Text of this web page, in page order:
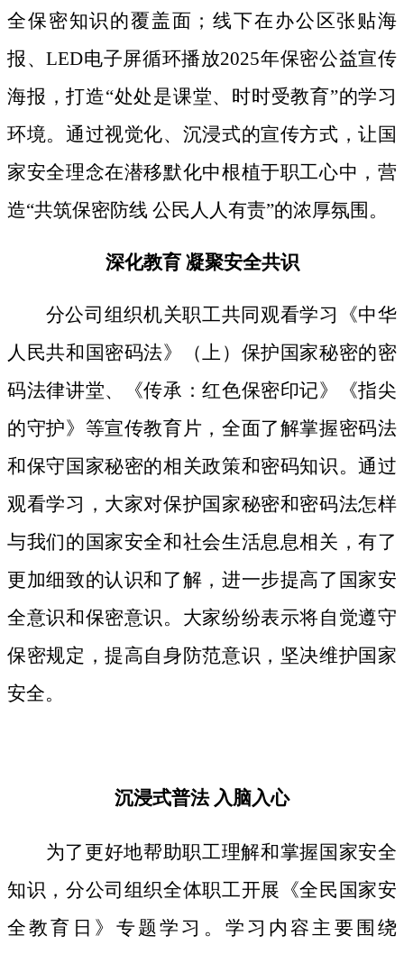
全保密知识的覆盖面；线下在办公区张贴海
报、LED电子屏循环播放2025年保密公益宣传
海报，打造“处处是课堂、时时受教育”的学习
环境。通过视觉化、沉浸式的宣传方式，让国
家安全理念在潜移默化中根植于职工心中，营
造“共筑保密防线 公民人人有责”的浓厚氛围。
深化教育凝聚安全共识
分公司组织机关职工共同观看学习《中华
人民共和国密码法》
（上）保护国家秘密的密
码法律讲堂、
《传承：红色保密印记》《指尖
的守护》等宣传教育片， 全面了解掌握密码法
和保守国家秘密的相关政策和密码知识。通过
观看学习，大家对保护国家秘密和密码法怎样
与我们的国家安全和社会生活息息相关，有了
更加细致的认识和了解，进一步提高了国家安
全意识和保密意识。大家纷纷表示将自觉遵守
保密规定，提高自身防范意识，坚决维护国家
安全。
沉浸式普法 入脑入心
为了更好地帮助职工理解和掌握国家安全
知识，分公司组织全体职工开展《全民国家安
全教育日》专题学习。学习内容主要围绕